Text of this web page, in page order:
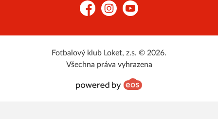
FacebookInstagramYouTube
Fotbalový klub Loket, z.s. © 2026.
Všechna práva vyhrazena